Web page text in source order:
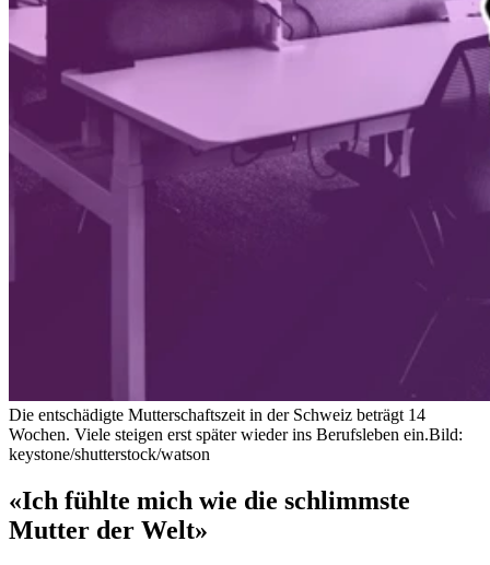
Die entschädigte Mutterschaftszeit in der Schweiz beträgt 14
Wochen. Viele steigen erst später wieder ins Berufsleben ein.Bild:
keystone/shutterstock/watson
«Ich fühlte mich wie die schlimmste
Mutter der Welt»